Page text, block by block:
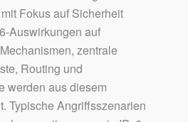
Fokus auf Sicherheit
Auswirkungen auf
zentrale
Routing und
werden aus diesem
Typische Angriffsszenarien